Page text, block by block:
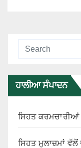
ਹਾਲੀਆ ਸੰਪਾਦਨ
ਸਿਹਤ ਕਰਮਚਾਰੀਆਂ
ਸਿਹਤ ਮੁਲਾਜ਼ਮਾਂ ਵੱਲੋਂ